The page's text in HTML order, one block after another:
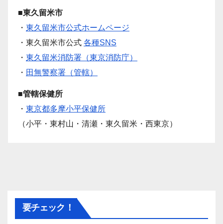
■東久留米市
・ 東久留米市公式ホームページ
・東久留米市公式 各種SNS
・ 東久留米消防署（東京消防庁）
・ 田無警察署（管轄）
■管轄保健所
・ 東京都多摩小平保健所
（小平・東村山・清瀬・東久留米・西東京）
要チェック！